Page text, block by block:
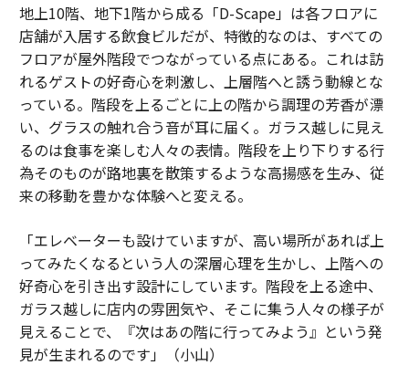
地上10階、地下1階から成る「D-Scape」は各フロアに
店舗が入居する飲食ビルだが、特徴的なのは、すべての
フロアが屋外階段でつながっている点にある。これは訪
れるゲストの好奇心を刺激し、上層階へと誘う動線とな
っている。階段を上るごとに上の階から調理の芳香が漂
い、グラスの触れ合う音が耳に届く。ガラス越しに見え
るのは食事を楽しむ人々の表情。階段を上り下りする行
為そのものが路地裏を散策するような高揚感を生み、従
来の移動を豊かな体験へと変える。
「エレベーターも設けていますが、高い場所があれば上
ってみたくなるという人の深層心理を生かし、上階への
好奇心を引き出す設計にしています。階段を上る途中、
ガラス越しに店内の雰囲気や、そこに集う人々の様子が
見えることで、『次はあの階に行ってみよう』という発
見が生まれるのです」（小山）